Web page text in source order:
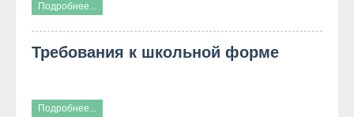
Подробнее...
Требования к школьной форме
Подробнее...